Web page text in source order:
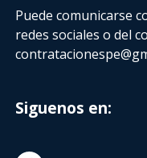
Puede comunicarse
redes sociales o del
Siguenos en: